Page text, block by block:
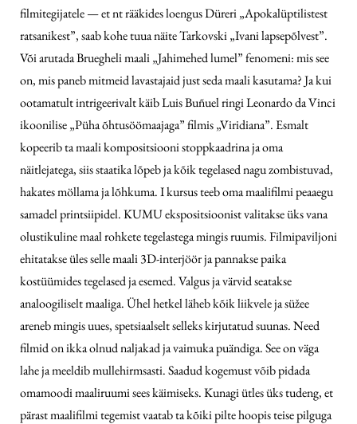
filmitegijatele — et nt rääkides loengus Düreri „Apokalüptilistest
ratsanikest”, saab kohe tuua näite Tarkovski „Ivani lapsepõlvest”.
Või arutada Bruegheli maali „Jahimehed lumel” fenomeni: mis see
on, mis paneb mitmeid lavastajaid just seda maali kasutama? Ja kui
ootamatult intrigeerivalt käib Luis Buñuel ringi Leonardo da Vinci
ikoonilise „Püha õhtusöömaajaga” filmis „Viridiana”. Esmalt
kopeerib ta maali kompositsiooni stoppkaadrina ja oma
näitlejatega, siis staatika lõpeb ja kõik tegelased nagu zombistuvad,
hakates möllama ja lõhkuma. I kursus teeb oma maalifilmi peaaegu
samadel printsiipidel. KUMU ekspositsioonist valitakse üks vana
olustikuline maal rohkete tegelastega mingis ruumis. Filmipaviljoni
ehitatakse üles selle maali 3D-interjöör ja pannakse paika
kostüümides tegelased ja esemed. Valgus ja värvid seatakse
analoogiliselt maaliga. Ühel hetkel läheb kõik liikvele ja süžee
areneb mingis uues, spetsiaalselt selleks kirjutatud suunas. Need
filmid on ikka olnud naljakad ja vaimuka puändiga. See on väga
lahe ja meeldib mullehirmsasti. Saadud kogemust võib pidada
omamoodi maaliruumi sees käimiseks. Kunagi ütles üks tudeng, et
pärast maalifilmi tegemist vaatab ta kõiki pilte hoopis teise pilguga